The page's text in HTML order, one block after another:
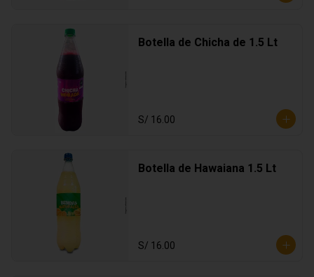
Botella de Chicha de 1.5 Lt
S/ 16.00
Botella de Hawaiana 1.5 Lt
S/ 16.00